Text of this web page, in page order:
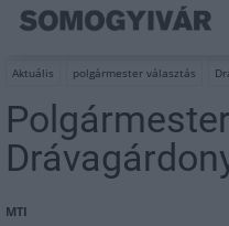
Aktuális polgármester választás
MTI